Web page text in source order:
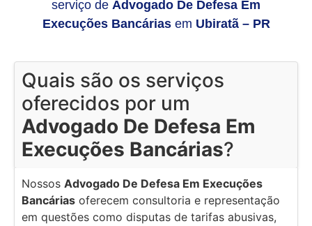
serviço de Advogado De Defesa Em
Execuções Bancáriasem Ubiratã – PR
Quais são os serviços
oferecidos por um
Advogado De Defesa Em
Execuções Bancárias?
Nossos Advogado De Defesa Em Execuções
Bancárias oferecem consultoria e representação
em questões como disputas de tarifas abusivas,